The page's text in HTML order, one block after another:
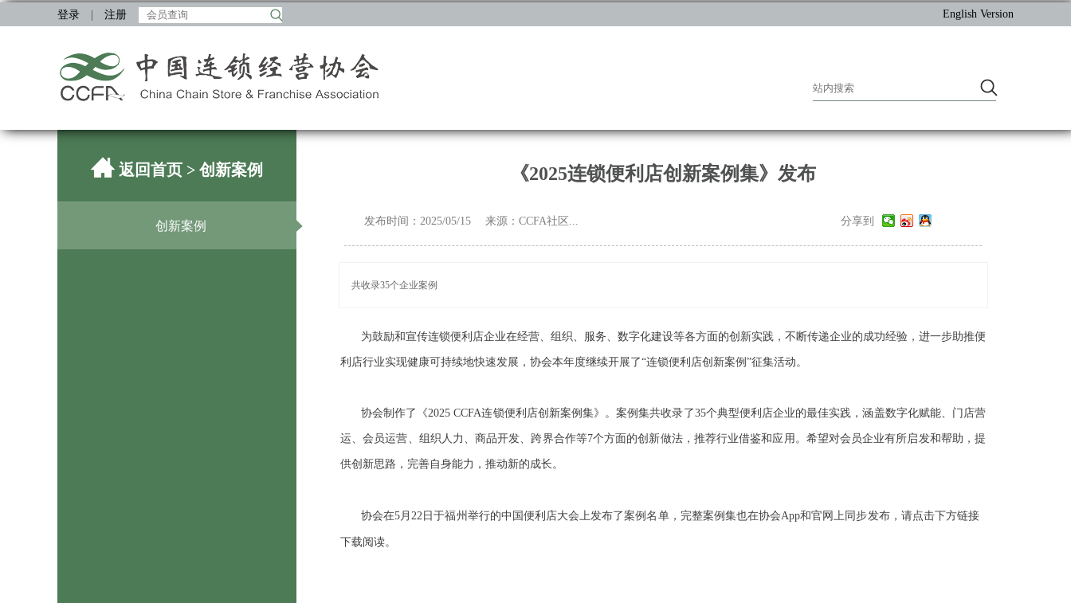
登录 注册 English Version
返回首页 > 创新案例
创新案例
《2025连锁便利店创新案例集》发布
发布时间：2025/05/15 来源：CCFA社区... 分享到
共收录35个企业案例
为鼓励和宣传连锁便利店企业在经营、组织、服务、数字化建设等各方面的创新实践，不断传递企业的成功经验，进一步助推便
利店行业实现健康可持续地快速发展，协会本年度继续开展了“连锁便利店创新案例 ”征集活动。
协会制作了《2025 CCFA连锁便利店创新案例集》。案例集共收录了35个典型便利店企业的最佳实践，涵盖数字化赋能、门店营
运、会员运营、组织人力、商品开发、跨界合作等7个方面的创新做法，推荐行业借鉴和应用。希望对会员企业有所启发和帮助，提
供创新思路，完善自身能力，推动新的成长。
协会在5月22 日于福州举行的中国便利店大会上发布了案例名单，完整案例集也在协会App和官网上同步发布，请点击下方链接
下载阅读。